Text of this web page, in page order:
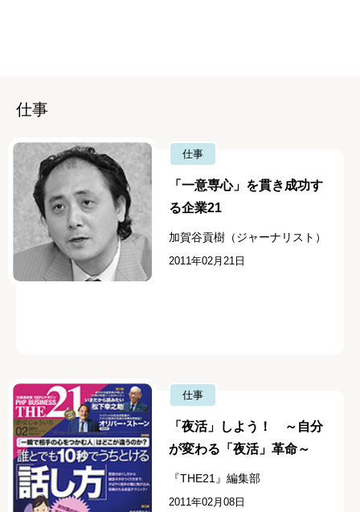
仕事
仕事
「一意専心」を貫き成功す
る企業21
加賀谷貢樹（ジャーナリスト）
2011年02月21日
仕事
「夜活」しよう！ ～自分
が変わる「夜活」革命～
『THE21』編集部
2011年02月08日